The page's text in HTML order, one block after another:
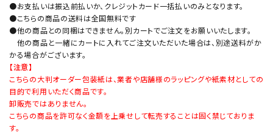
●お支払いは振込前払いか、クレジットカード一括払いのみとなります。
●こちらの商品の送料は全国無料です
●他の商品との同梱はできません。別カートでご注文をお願いいたします。
他の商品と一緒にカートに入れてご注文いただいた場合は、別途送料がか
かる場合がございます。
【注意】
こちらの大判オーダー包装紙は、業者や店舗様のラッピングや紙素材としての
目的で利用いただく商品です。
卸販売ではありません。
こちらの商品を許可なく金額を上乗せして転売することは固く禁じておりま
す。